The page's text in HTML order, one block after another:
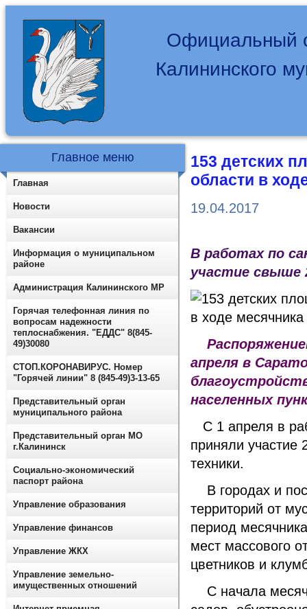
Официальный
Калининского
153 детских
области в
19.04.2017
В работах по
участие свыше
апреля в
населенных
С 1 апреля в
приняли участие
техники.
В городах и
территорий от
период
мест массового
цветников и
С начала
Главное меню
Главная
Новости
Вакансии
Информация о муниципальном
районе
Администрация Калининского МР
Горячая телефонная линия по
вопросам надежности
теплоснабжения. "ЕДДС" 8(845-
49)30080
СТОП.КОРОНАВИРУС. Номер
"Горячей линии" 8 (845-49)3-13-65
Представительный орган
муниципального района
Представительный орган МО
г.Калининск
Социально-экономический
паспорт района
Управление образования
Управление финансов
Управление ЖКХ
Управление земельно-
имущественных отношений